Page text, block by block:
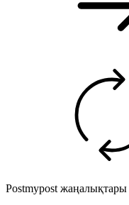
Postmypost жаңалықтары